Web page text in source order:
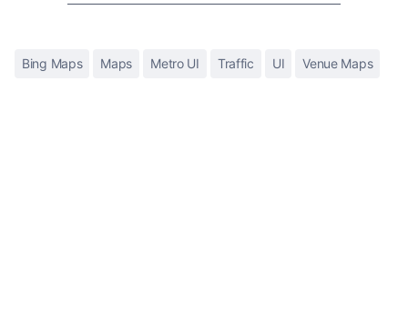
Bing Maps Maps Metro UI Traffic UI Venue Maps